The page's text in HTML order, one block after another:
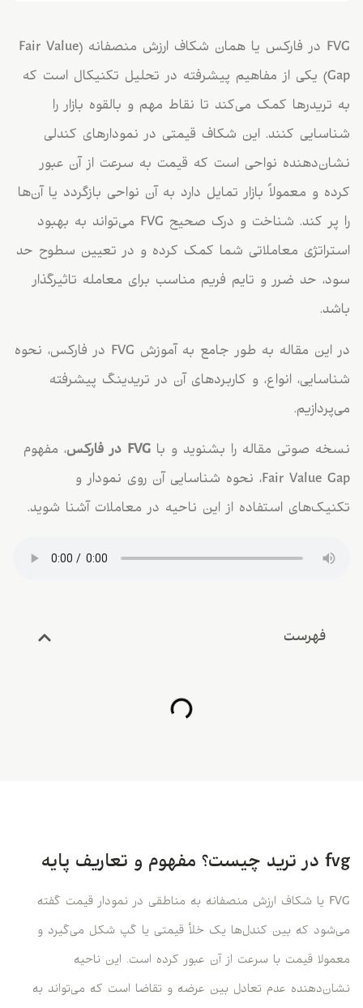
FVG در فارکس یا همان شکاف ارزش منصفانه (Fair Value
Gap) یکی از مفاهیم پیشرفته در تحلیل تکنیکال است که
به تریدرها کمک می‌کند تا نقاط مهم و بالقوه بازار را
شناسایی کنند. این شکاف قیمتی در نمودارهای کندلی
نشان‌دهنده نواحی است که قیمت به سرعت از آن عبور
کرده و معمولاً بازار تمایل دارد به آن نواحی بازگردد یا آن‌ها
را پر کند. شناخت و درک صحیح FVG می‌تواند به بهبود
استراتژی معاملاتی شما کمک کرده و در تعیین سطوح حد
سود، حد ضرر و تایم فریم مناسب برای معامله تاثیرگذار
باشد.
در این مقاله به طور جامع به آموزش FVG در فارکس، نحوه
شناسایی، انواع، و کاربردهای آن در تریدینگ پیشرفته
می‌پردازیم.
نسخه صوتی مقاله را بشنوید و با FVG در فارکس
، مفهوم
Fair Value Gap، نحوه شناسایی آن روی نمودار و
تکنیک‌های استفاده از این ناحیه در معاملات آشنا شوید.
فهرست
fvg در ترید چیست؟ مفهوم و تعاریف پایه
FVG یا شکاف ارزش منصفانه به مناطقی در نمودار قیمت گفته
می‌شود که بین کندل‌ها یک خلأ قیمتی یا گپ شکل می‌گیرد و
معمولا قیمت با سرعت از آن عبور کرده است. این ناحیه
نشان‌دهنده عدم تعادل بین عرضه و تقاضا است که می‌تواند به